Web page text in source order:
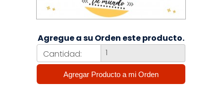
Agregue a su Orden este producto.
Cantidad: